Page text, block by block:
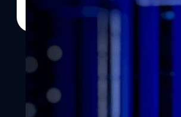
ล่าสุดมีการยืนยันมาอีกเสียงจาก Intel PR
Core Ultra ที่จะเป็นจุดเปลี่ยนก่อนการเปิด